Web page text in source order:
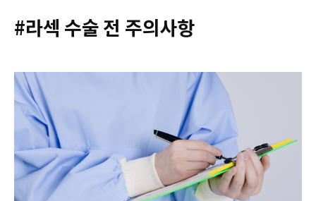
#라섹 수술 전 주의사항